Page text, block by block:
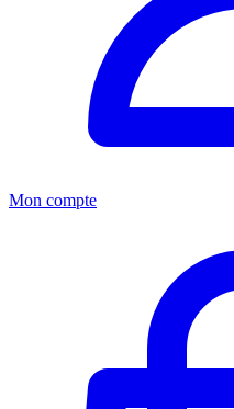
Mon compte